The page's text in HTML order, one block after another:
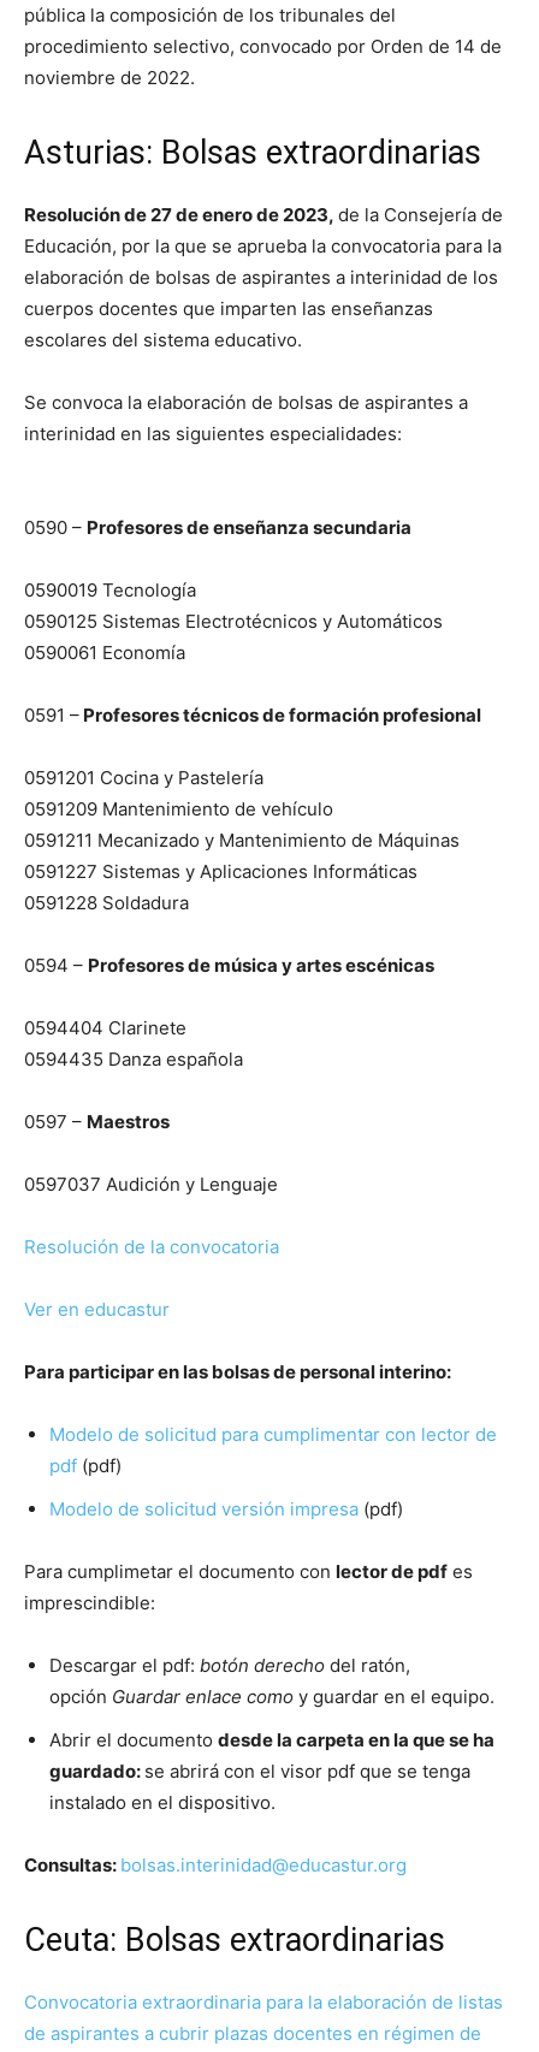
pública la composición de los tribunales del
procedimiento selectivo, convocado por Orden de 14 de
noviembre de 2022.
Asturias: Bolsas extraordinarias
Resolución de 27 de enero de 2023, de la Consejería de
Educación, por la que se aprueba la convocatoria para la
elaboración de bolsas de aspirantes a interinidad de los
cuerpos docentes que imparten las enseñanzas
escolares del sistema educativo.
Se convoca la elaboración de bolsas de aspirantes a
interinidad en las siguientes especialidades:
0590 – Profesores de enseñanza secundaria
0590019 Tecnología
0590125 Sistemas Electrotécnicos y Automáticos
0590061 Economía
0591 – Profesores técnicos de formación profesional
0591201 Cocina y Pastelería
0591209 Mantenimiento de vehículo
0591211 Mecanizado y Mantenimiento de Máquinas
0591227 Sistemas y Aplicaciones Informáticas
0591228 Soldadura
0594 – Profesores de música y artes escénicas
0594404 Clarinete
0594435 Danza española
0597 – Maestros
0597037 Audición y Lenguaje
Resolución de la convocatoria
Ver en educastur
Para participar en las bolsas de personal interino:
Modelo de solicitud para cumplimentar con lector de
pdf (pdf)
Modelo de solicitud versión impresa (pdf)
Para cumplimetar el documento con lector de pdf es
imprescindible:
Descargar el pdf: botón derecho del ratón,
opción Guardar enlace como y guardar en el equipo.
Abrir el documento desde la carpeta en la que se ha
guardado: se abrirá con el visor pdf que se tenga
instalado en el dispositivo.
Consultas: bolsas.interinidad@educastur.org
Ceuta: Bolsas extraordinarias
Convocatoria extraordinaria para la elaboración de listas
de aspirantes a cubrir plazas docentes en régimen de